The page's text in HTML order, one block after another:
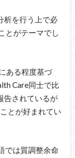
析を行う上で必
とがテーマでし
ある程度基づ
Care同士で比
告されているが
とが好まれてい
では質調整余命